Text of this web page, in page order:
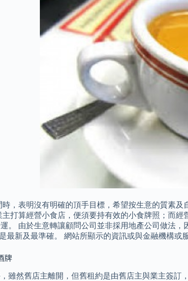
，表明沒有明確的頂手目標，希望按生意的質素
主打算經營小食店，便須要持有效的小食牌照；而
。 由於生意轉讓顧問公司並非採用地產公司做法
最新及最準確。 網站所顯示的資訊或與金融機構或
牌
雖然舊店主離開，但舊租約是由舊店主與業主簽